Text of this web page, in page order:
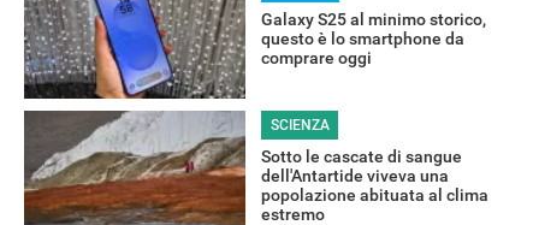
Galaxy S25 al minimo storico,
questo è lo smartphone da
comprare oggi
SCIENZA
Sotto le cascate di sangue
dell'Antartide viveva una
popolazione abituata al clima
estremo